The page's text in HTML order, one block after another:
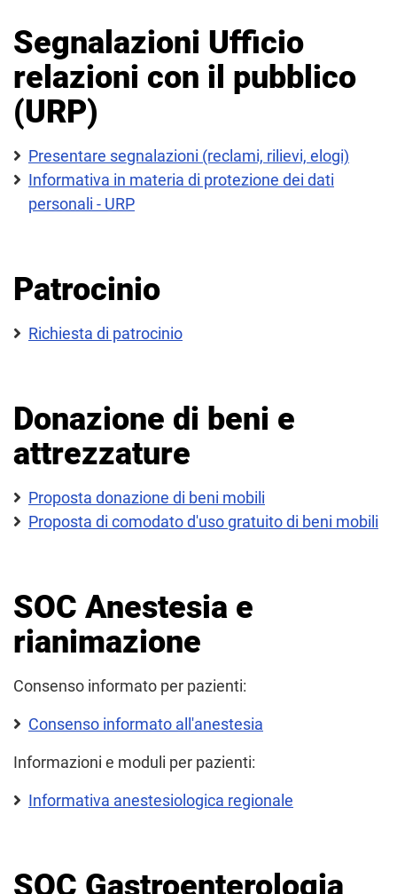
Segnalazioni Ufficio
relazioni con il pubblico
(URP)
Presentare segnalazioni (reclami, rilievi, elogi)
Informativa in materia di protezione dei dati
personali - URP
Patrocinio
Richiesta di patrocinio
Donazione di beni e
attrezzature
Proposta donazione di beni mobili
Proposta di comodato d'uso gratuito di beni mobili
SOC Anestesia e
rianimazione
Consenso informato per pazienti:
Consenso informato all'anestesia
Informazioni e moduli per pazienti:
Informativa anestesiologica regionale
SOC Gastroenterologia